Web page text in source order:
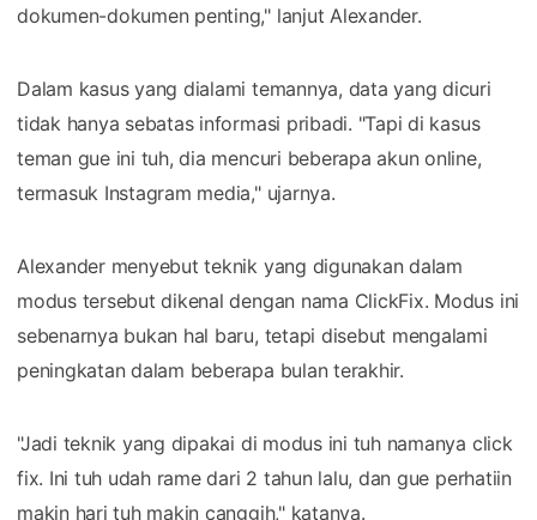
dokumen-dokumen penting," lanjut Alexander.
Dalam kasus yang dialami temannya, data yang dicuri
tidak hanya sebatas informasi pribadi. "Tapi di kasus
teman gue ini tuh, dia mencuri beberapa akun online,
termasuk Instagram media," ujarnya.
Alexander menyebut teknik yang digunakan dalam
modus tersebut dikenal dengan nama ClickFix. Modus ini
sebenarnya bukan hal baru, tetapi disebut mengalami
peningkatan dalam beberapa bulan terakhir.
"Jadi teknik yang dipakai di modus ini tuh namanya click
fix. Ini tuh udah rame dari 2 tahun lalu, dan gue perhatiin
makin hari tuh makin canggih," katanya.